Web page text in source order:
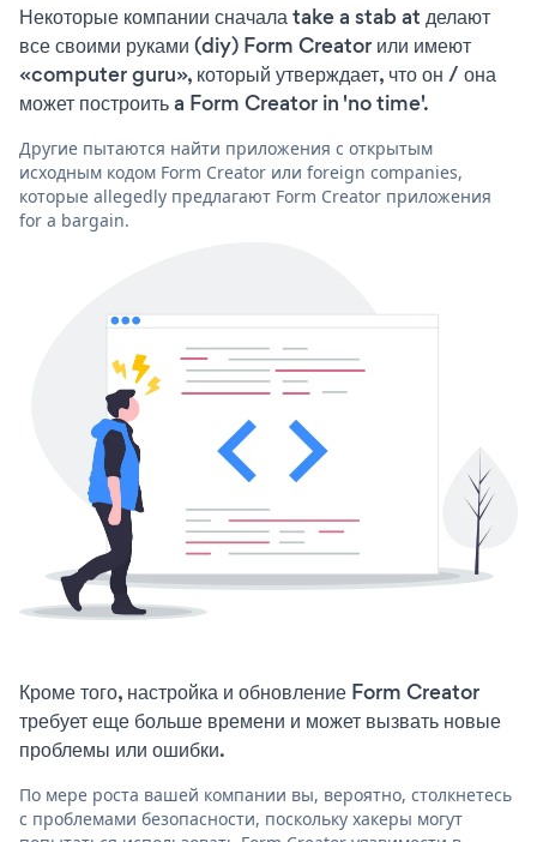
Некоторые компании сначала take a stab at делают
все своими руками (diy) Form Creator или имеют
«computer guru», который утверждает, что он / она
может построить a Form Creator in 'no time'.
Другие пытаются найти приложения с открытым
исходным кодом Form Creator или foreign companies,
которые allegedly предлагают Form Creator приложения
for a bargain.
Кроме того, настройка и обновление Form Creator
требует еще больше времени и может вызвать новые
проблемы или ошибки.
По мере роста вашей компании вы, вероятно, столкнетесь
с проблемами безопасности, поскольку хакеры могут